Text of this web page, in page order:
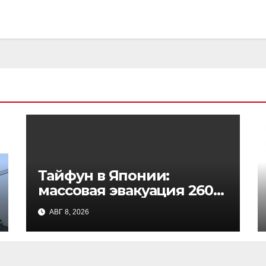
Тайфун в Японии:
массовая эвакуация 260
тысяч человек, режим
ЧС на Окинаве и в
Кагосиме
АВГ 8, 2026